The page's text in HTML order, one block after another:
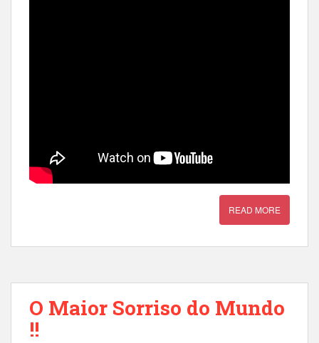
READ MORE
O Maior Sorriso do Mundo
!!